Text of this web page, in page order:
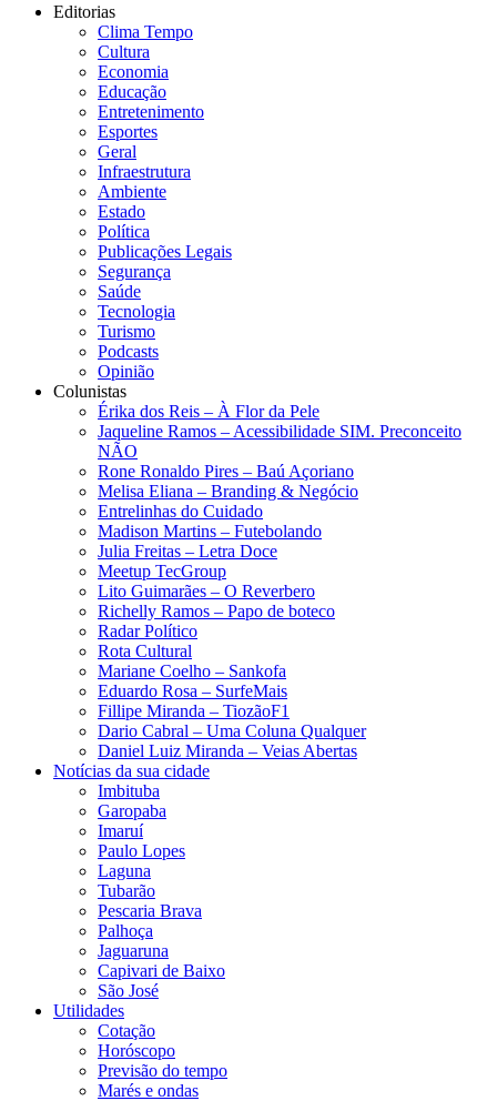
Editorias
Clima Tempo
Cultura
Economia
Educação
Entretenimento
Esportes
Geral
Infraestrutura
Ambiente
Estado
Política
Publicações Legais
Segurança
Saúde
Tecnologia
Turismo
Podcasts
Opinião
Colunistas
Érika dos Reis​ – À Flor da Pele
Jaqueline Ramos – Acessibilidade SIM. Preconceito
NÃO
Rone Ronaldo Pires – Baú Açoriano
Melisa Eliana – Branding & Negócio
Entrelinhas do Cuidado
Madison Martins – Futebolando
Julia Freitas​ – Letra Doce
Meetup TecGroup
Lito Guimarães – O Reverbero
Richelly Ramos​ – Papo de boteco
Radar Político
Rota Cultural
Mariane Coelho – Sankofa
Eduardo Rosa​ – SurfeMais
Fillipe Miranda – TiozãoF1
Dario Cabral – Uma Coluna Qualquer
Daniel Luiz Miranda – Veias Abertas
Notícias da sua cidade
Imbituba
Garopaba
Imaruí
Paulo Lopes
Laguna
Tubarão
Pescaria Brava
Palhoça
Jaguaruna
Capivari de Baixo
São José
Utilidades
Cotação
Horóscopo
Previsão do tempo
Marés e ondas